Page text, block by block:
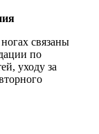
связаны
по
уходу за